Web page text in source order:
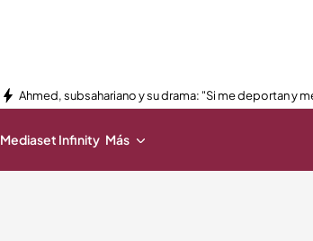
Ahmed, subsahariano y su drama: "Si me deportan y
Mediaset Infinity Más